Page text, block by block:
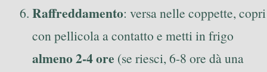
Raffreddamento: versa nelle coppette, copri
con pellicola a contatto e metti in frigo
almeno 2-4 ore (se riesci, 6-8 ore dà una